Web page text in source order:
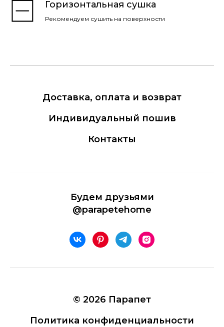
Горизонтальная сушка
Рекомендуем сушить на поверхности
Доставка, оплата и возврат
Индивидуальный пошив
Контакты
Будем друзьями
@parapetehome
© 2026 Парапет
Политика конфиденциальности